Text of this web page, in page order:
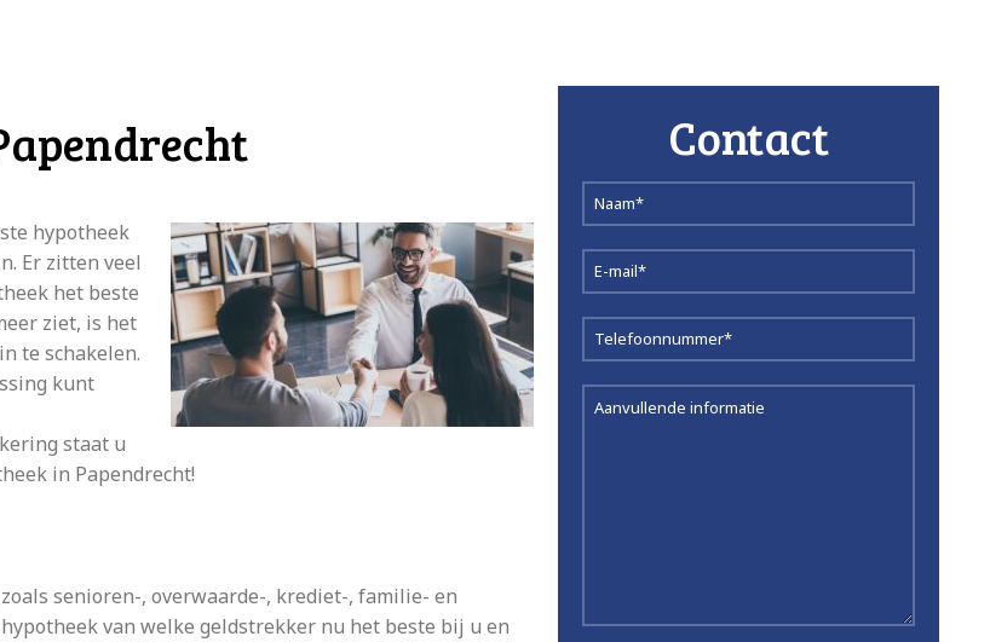
hypotheek
Er zitten veel
het beste
ziet, is het
te schakelen.
kunt
staat u
in Papendrecht!
senioren-, overwaarde-, krediet-, familie- en
van welke geldstrekker nu het beste bij u en
Contact